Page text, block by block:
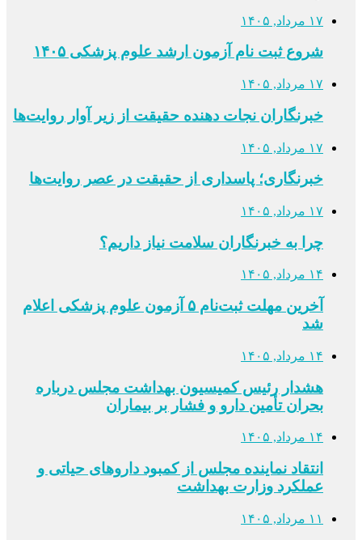
۱۷ مرداد, ۱۴۰۵
شروع ثبت نام آزمون ارشد علوم پزشکی ۱۴۰۵
۱۷ مرداد, ۱۴۰۵
خبرنگاران نجات دهنده حقیقت از زیر آوار روایت‌ها
۱۷ مرداد, ۱۴۰۵
خبرنگاری؛ پاسداری از حقیقت در عصر روایت‌ها
۱۷ مرداد, ۱۴۰۵
چرا به خبرنگاران سلامت نیاز داریم؟
۱۴ مرداد, ۱۴۰۵
آخرین مهلت ثبت‌نام ۵ آزمون علوم پزشکی اعلام
شد
۱۴ مرداد, ۱۴۰۵
هشدار رئیس کمیسیون بهداشت مجلس درباره
بحران تأمین دارو و فشار بر بیماران
۱۴ مرداد, ۱۴۰۵
انتقاد نماینده مجلس از کمبود داروهای حیاتی و
عملکرد وزارت بهداشت
۱۱ مرداد, ۱۴۰۵